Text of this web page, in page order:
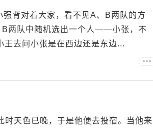
背对着大家，看不见A、B两队的方
B两队中随机选出一个人——小张，不
去问小张是在西边还是东边...
天色已晚，于是他便去投宿。当他来